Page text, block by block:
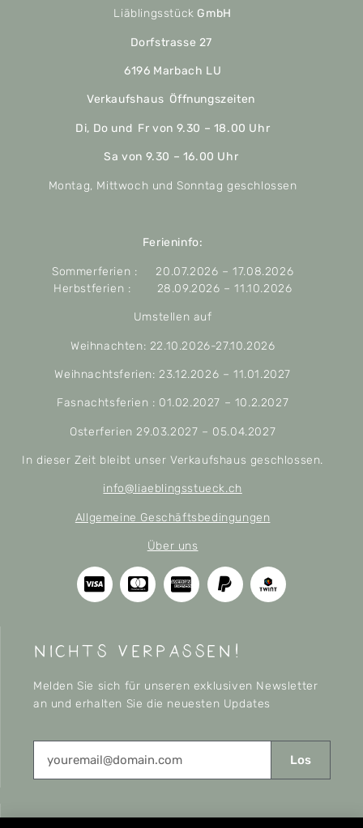
Liäblingsstück GmbH
Dorfstrasse 27
6196 Marbach LU
Verkaufshaus Öffnungszeiten
Di, Do und Fr von 9.30 – 18.00 Uhr
Sa von 9.30 – 16.00 Uhr
Montag, Mittwoch und Sonntag geschlossen
Ferieninfo:
Sommerferien : 20.07.2026 – 17.08.2026
Herbstferien : 28.09.2026 – 11.10.2026
Umstellen auf
Weihnachten: 22.10.2026-27.10.2026
Weihnachtsferien: 23.12.2026 – 11.01.2027
Fasnachtsferien : 01.02.2027 – 10.2.2027
Osterferien 29.03.2027 – 05.04.2027
In dieser Zeit bleibt unser Verkaufshaus geschlossen.
info@liaeblingsstueck.ch
Allgemeine Geschäftsbedingungen
Über uns
nichts verpassen!
Melden Sie sich für unseren exklusiven Newsletter
an und erhalten Sie die neuesten Updates
Los